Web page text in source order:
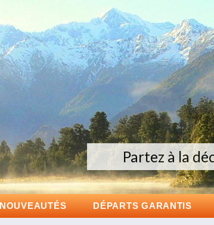
Partez à la
NOUVEAUTÉS DÉPARTS GARANTIS